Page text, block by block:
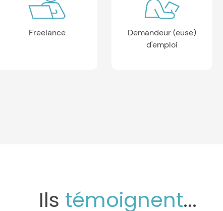
Freelance
Demandeur (euse)
d'emploi
Ils témoignent...